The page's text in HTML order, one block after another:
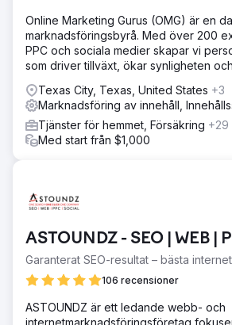
Online Marketing Gurus (OMG) är en
marknadsföringsbyrå. Med över 200
PPC och sociala medier skapar vi
som driver tillväxt, ökar synligheten
Texas City, Texas, United States +3
Marknadsföring av innehåll,
Tjänster för hemmet, Försäkring +29
Med start från $1,000
ASTOUNDZ - SEO | WEB |
Garanterat SEO-resultat – bästa
106 recensioner
ASTOUNDZ är ett ledande webb- och
internetmarknadsföringsföretag